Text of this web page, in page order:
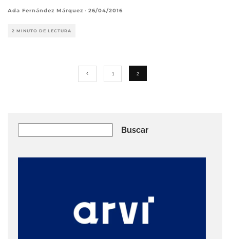
Ada Fernández Márquez · 26/04/2016
2 MINUTO DE LECTURA
1 2
Buscar